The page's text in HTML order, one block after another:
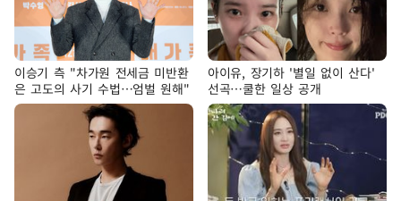
이승기 측 "차가원 전세금 미반환
은 고도의 사기 수법…엄벌 원해"
아이유, 장기하 '별일 없이 산다'
선곡…쿨한 일상 공개